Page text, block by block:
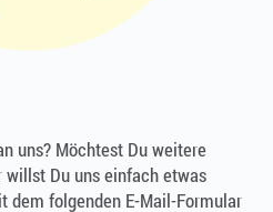
uns? Möchtest Du weitere
willst Du uns einfach etwas
dem folgenden E-Mail-Formular